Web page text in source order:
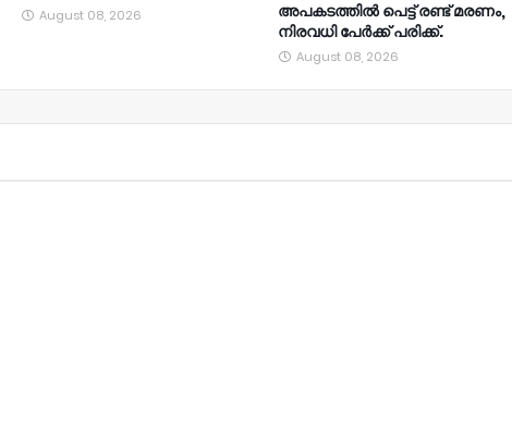
August 08, 2026
അപകടത്തിൽ പെട്ട് രണ്ട് മരണം,
നിരവധി പേർക്ക് പരിക്ക്.
August 08, 2026